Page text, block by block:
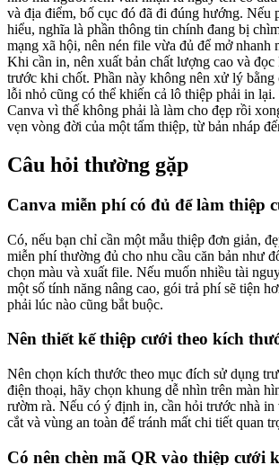
và địa điểm, bố cục đó đã đi đúng hướng. Nếu
hiểu, nghĩa là phần thông tin chính đang bị
mạng xã hội, nên nén file vừa đủ để mở nhanh
Khi cần in, nên xuất bản chất lượng cao và
trước khi chốt. Phần này không nên xử lý
lỗi nhỏ cũng có thể khiến cả lô thiệp phải in
Canva vì thế không phải là làm cho đẹp rồi
vẹn vòng đời của một tấm thiệp, từ bản nháp
Câu hỏi thường gặp
Canva miễn phí có đủ để làm thiệp
Có, nếu bạn chỉ cần một mẫu thiệp đơn giản,
miễn phí thường đủ cho nhu cầu căn bản như
chọn màu và xuất file. Nếu muốn nhiều tài
một số tính năng nâng cao, gói trả phí sẽ tiện
phải lúc nào cũng bắt buộc.
Nên thiết kế thiệp cưới theo kích
Nên chọn kích thước theo mục đích sử dụng
điện thoại, hãy chọn khung dễ nhìn trên màn
rườm rà. Nếu có ý định in, cần hỏi trước nhà
cắt và vùng an toàn để tránh mất chi tiết quan
Có nên chèn mã QR vào thiệp cưới